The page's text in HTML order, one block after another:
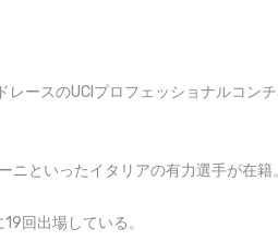
ースのUCIプロフェッショナルコン
といったイタリアの有力選手が在籍。
回出場している。